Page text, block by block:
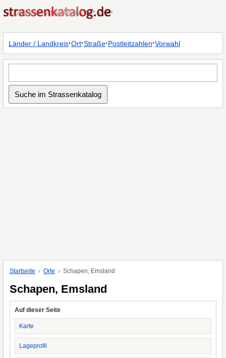
Länder / Landkreis·Ort·Straße·Postleitzahlen·Vorwahl
Startseite Orte Schapen, Emsland
Schapen, Emsland
Auf dieser Seite
Karte
Lageprofil